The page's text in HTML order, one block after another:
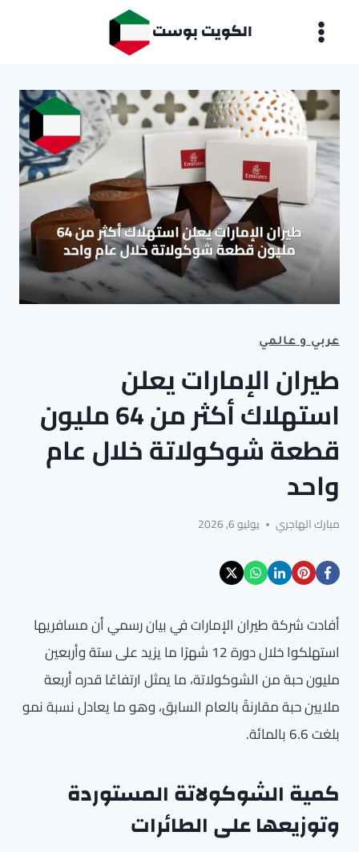
الكويت بوست
عربي و عالمي
طيران الإمارات يعلن
استهلاك أكثر من 64 مليون
قطعة شوكولاتة خلال عام
واحد
مبارك الهاجري يوليو 6, 2026
أفادت شركة طيران الإمارات في بيان رسمي أن مسافريها
استهلكوا خلال دورة 12 شهرًا ما يزيد على ستة وأربعين
مليون حبة من الشوكولاتة، ما يمثل ارتفاعًا قدره أربعة
ملايين حبة مقارنةً بالعام السابق، وهو ما يعادل نسبة نمو
بلغت 6.6 بالمائة.
كمية الشوكولاتة المستوردة
وتوزيعها على الطائرات